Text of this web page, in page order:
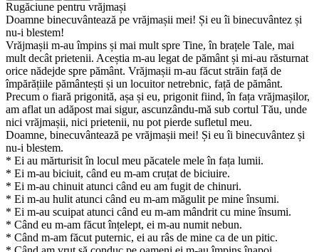
Rugăciune pentru vrăjmași
Doamne binecuvântează pe vrăjmașii mei! Și eu îi binecuvântez și
nu-i blestem!
Vrăjmașii m-au împins și mai mult spre Tine, în brațele Tale, mai
mult decât prietenii. Aceștia m-au legat de pământ și mi-au răsturnat
orice nădejde spre pământ. Vrăjmașii m-au făcut străin față de
împărățiile pământești și un locuitor netrebnic, față de pământ.
Precum o fiară prigonită, așa și eu, prigonit fiind, în fața vrăjmașilor,
am aflat un adăpost mai sigur, ascunzându-mă sub cortul Tău, unde
nici vrăjmașii, nici prietenii, nu pot pierde sufletul meu.
Doamne, binecuvântează pe vrăjmașii mei! Și eu îi binecuvântez și
nu-i blestem.
* Ei au mărturisit în locul meu păcatele mele în fața lumii.
* Ei m-au biciuit, când eu m-am cruțat de biciuire.
* Ei m-au chinuit atunci când eu am fugit de chinuri.
* Ei m-au hulit atunci când eu m-am măgulit pe mine însumi.
* Ei m-au scuipat atunci când eu m-am mândrit cu mine însumi.
* Când eu m-am făcut înțelept, ei m-au numit nebun.
* Când m-am făcut puternic, ei au râs de mine ca de un pitic.